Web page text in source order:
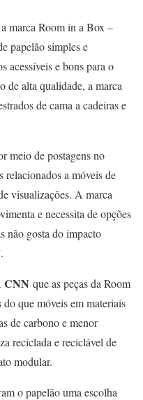
marca Room in a Box –
papelão simples e
acessíveis e bons para o
de alta qualidade, a marca
de cama a cadeiras e
meio de postagens no
a móveis de
visualizações. A marca
e necessita de opções
não gosta do impacto
CNN que as peças da Room
que móveis em materiais
de carbono e menor
reciclada e reciclável de
modular.
o papelão uma escolha